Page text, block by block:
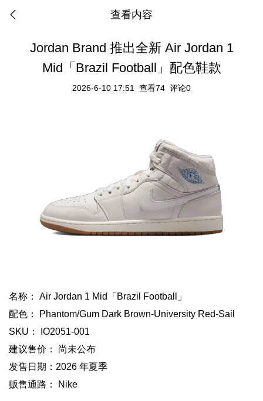
查看内容
Jordan Brand 推出全新 Air Jordan 1
Mid「Brazil Football」配色鞋款
2026-6-10 17:51 查看74 评论0
名称： Air Jordan 1 Mid「Brazil Football」
配色： Phantom/Gum Dark Brown-University Red-Sail
SKU： IO2051-001
建议售价： 尚未公布
发售日期：2026 年夏季
贩售通路： Nike